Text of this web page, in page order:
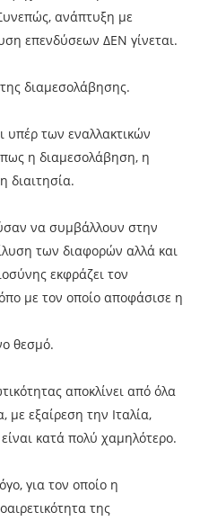
ανάπτυξη με
επενδύσεων ΔΕΝ γίνεται.
διαμεσολάβησης.
υπέρ των εναλλακτικών
η διαμεσολάβηση, η
διαιτησία.
να συμβάλλουν στην
των διαφορών αλλά και
εκφράζει τον
με τον οποίο αποφάσισε η
θεσμό.
αποκλίνει από όλα
εξαίρεση την Ιταλία,
κατά πολύ χαμηλότερο.
για τον οποίο η
της